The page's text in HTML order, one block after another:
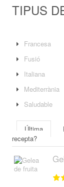
TIPUS
Francesa
Fusió
Italiana
Mediterrània
Saludable
Última
recepta?